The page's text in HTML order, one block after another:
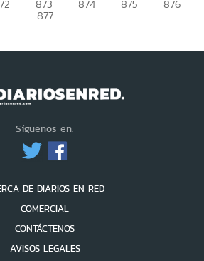
873 874 875 876
877
Síguenos en:
DE DIARIOS EN RED
COMERCIAL
CONTÁCTENOS
AVISOS LEGALES